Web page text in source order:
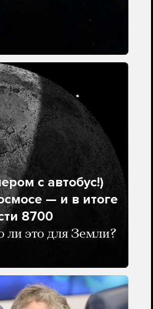
с автобус!)
— и в итоге
8700
ли это для Земли?